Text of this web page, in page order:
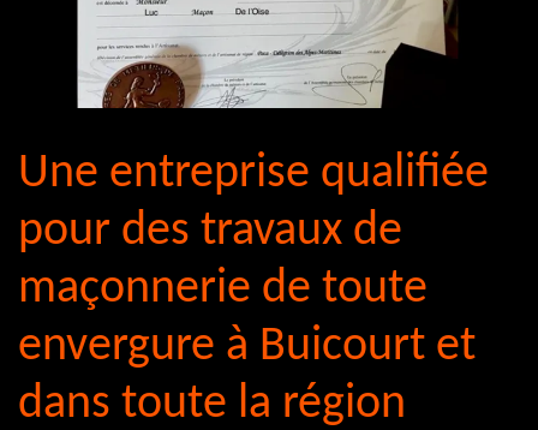
Une entreprise qualifiée
pour des travaux de
maçonnerie de toute
envergure à Buicourt et
dans toute la région